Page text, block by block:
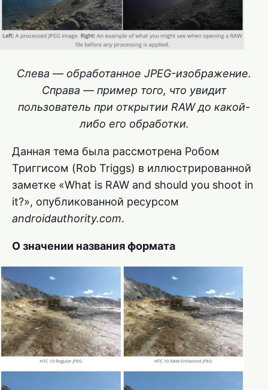
Слева — обработанное JPEG-изображение.
Справа — пример того, что увидит
пользователь при открытии RAW до какой-
либо его обработки.
Данная тема была рассмотрена Робом
Триггисом (Rob Triggs) в иллюстрированной
заметке «What is RAW and should you shoot in
it?», опубликованной ресурсом
androidauthority.com.
О значении названия формата